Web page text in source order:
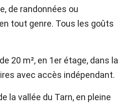
de randonnées ou
tout genre. Tous les goûts
20 m², en 1er étage, dans la
avec accès indépendant.
la vallée du Tarn, en pleine